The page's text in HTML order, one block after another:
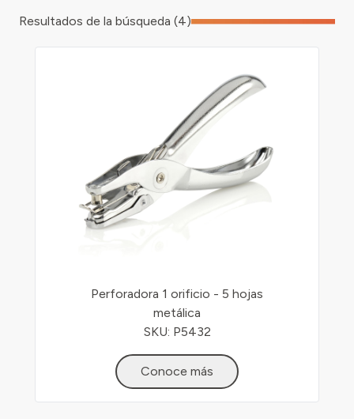
Resultados de la búsqueda (4)
Perforadora 1 orificio - 5 hojas
metálica
SKU: P5432
Conoce más